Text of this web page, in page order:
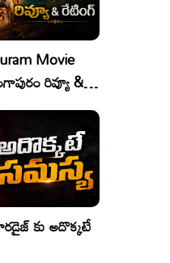
Movie
రివ్యూ &
కు అదొక్కటే